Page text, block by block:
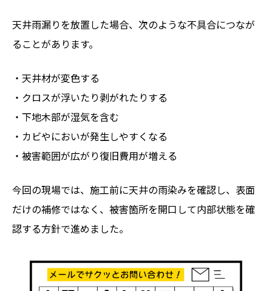
天井雨漏りを放置した場合、次のような不具合につなが
ることがあります。
・天井材が変色する
・クロスが浮いたり剥がれたりする
・下地木部が湿気を含む
・カビやにおいが発生しやすくなる
・被害範囲が広がり復旧費用が増える
今回の現場では、施工前に天井の雨染みを確認し、表面
だけの補修ではなく、被害箇所を開口して内部状態を確
認する方針で進めました。